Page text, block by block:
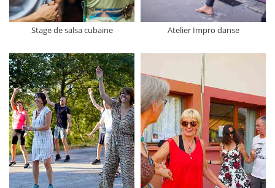
Stage de salsa cubaine Atelier Impro danse